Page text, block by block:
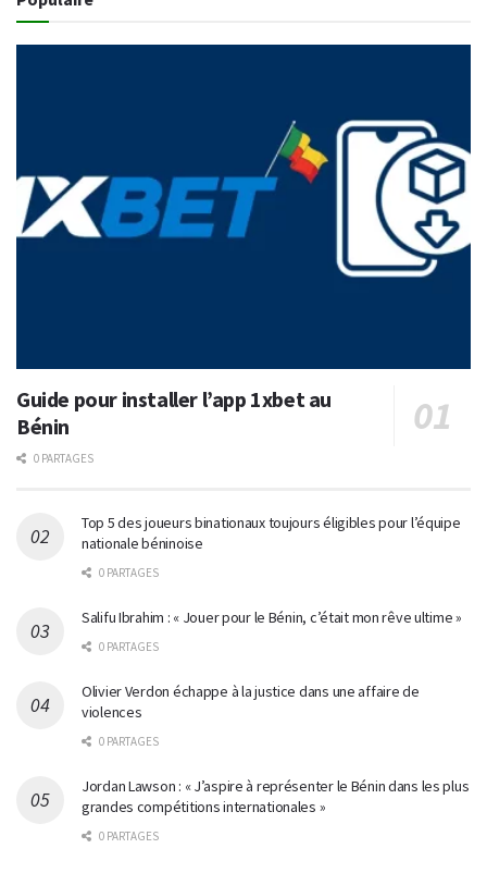
Guide pour installer l’app 1xbet au
Bénin
0 PARTAGES
Top 5 des joueurs binationaux toujours éligibles pour l’équipe
nationale béninoise
0 PARTAGES
Salifu Ibrahim : « Jouer pour le Bénin, c’était mon rêve ultime »
0 PARTAGES
Olivier Verdon échappe à la justice dans une affaire de
violences
0 PARTAGES
Jordan Lawson : « J’aspire à représenter le Bénin dans les plus
grandes compétitions internationales »
0 PARTAGES